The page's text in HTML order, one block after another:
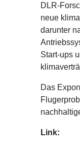
DLR-
neue
darunter
Start-ups
Das
Link: